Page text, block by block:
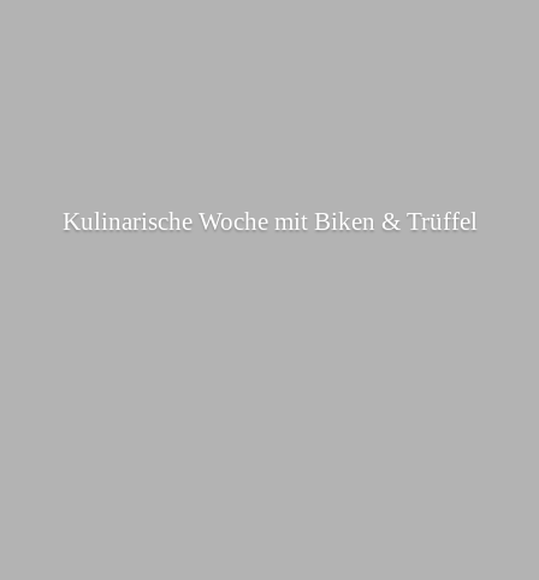
Kulinarische Woche mit Biken & Trüffel